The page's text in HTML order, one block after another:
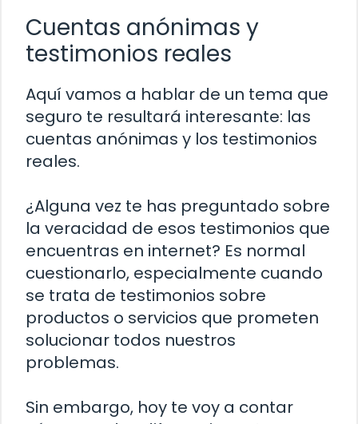
Cuentas anónimas y
testimonios reales
Aquí vamos a hablar de un tema que
seguro te resultará interesante: las
cuentas anónimas y los testimonios
reales.
¿Alguna vez te has preguntado sobre
la veracidad de esos testimonios que
encuentras en internet? Es normal
cuestionarlo, especialmente cuando
se trata de testimonios sobre
productos o servicios que prometen
solucionar todos nuestros
problemas.
Sin embargo, hoy te voy a contar